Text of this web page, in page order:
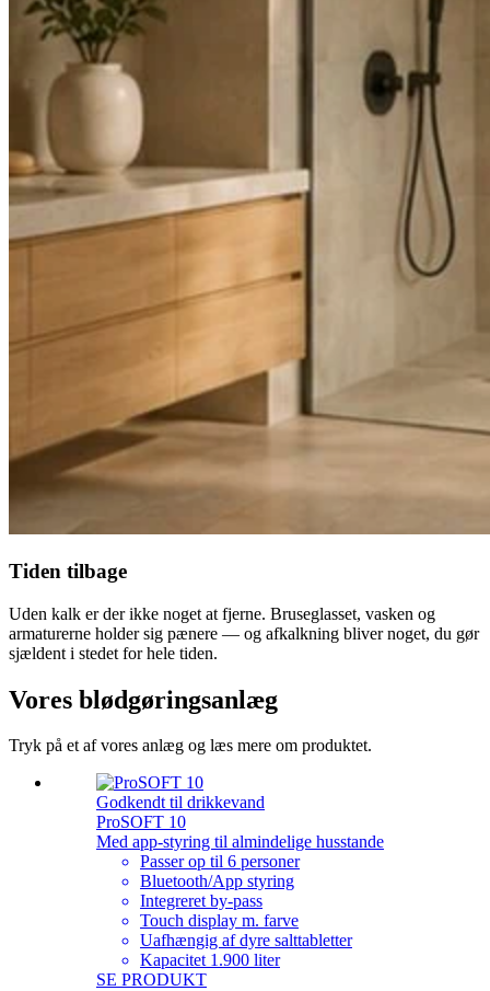
Tiden tilbage
Uden kalk er der ikke noget at fjerne. Bruseglasset, vasken og
armaturerne holder sig pænere — og afkalkning bliver noget, du gør
sjældent i stedet for hele tiden.
Vores blødgøringsanlæg
Tryk på et af vores anlæg og læs mere om produktet.
Godkendt til drikkevand
ProSOFT 10
Med app-styring til almindelige husstande
Passer op til 6 personer
Bluetooth/App styring
Integreret by-pass
Touch display m. farve
Uafhængig af dyre salttabletter
Kapacitet 1.900 liter
SE PRODUKT